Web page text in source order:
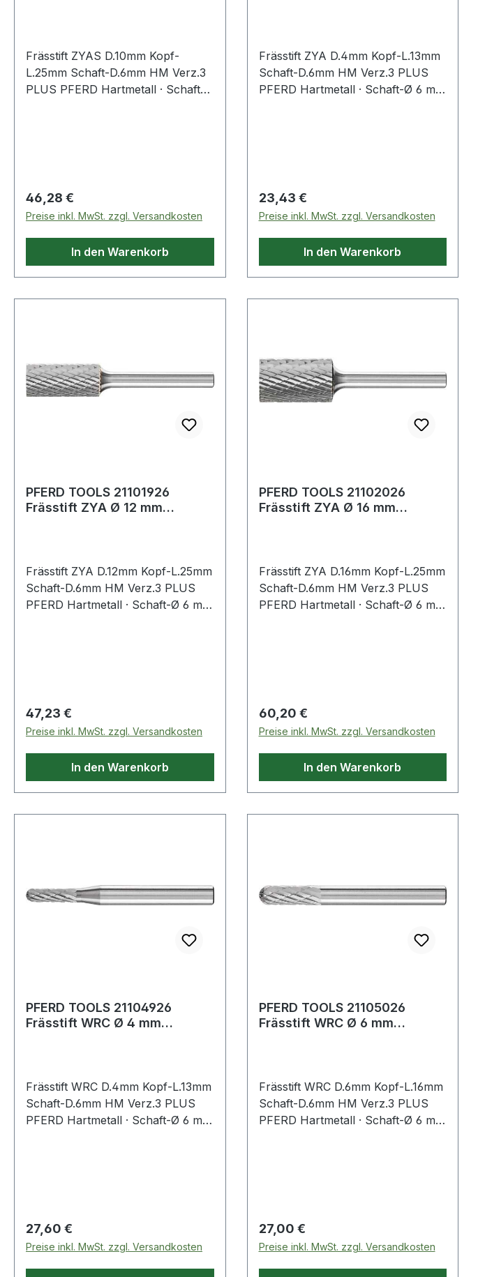
Frässtift ZYAS D.10mm Kopf-
L.25mm Schaft-D.6mm HM Verz.3
PLUS PFERD Hartmetall · Schaft-Ø
Regulärer Preis:
46,28 €
Preise inkl. MwSt. zzgl. Versandkosten
In den Warenkorb
Frässtift ZYA D.4mm Kopf-L.13mm
Schaft-D.6mm HM Verz.3 PLUS
PFERD Hartmetall · Schaft-Ø 6 mm
Regulärer Preis:
23,43 €
Preise inkl. MwSt. zzgl. Versandkosten
In den Warenkorb
PFERD TOOLS 21101926
Frässtift ZYA Ø 12 mm
Frässtift ZYA D.12mm Kopf-L.25mm
Schaft-D.6mm HM Verz.3 PLUS
PFERD Hartmetall · Schaft-Ø 6 mm
Regulärer Preis:
47,23 €
Preise inkl. MwSt. zzgl. Versandkosten
In den Warenkorb
PFERD TOOLS 21102026
Frässtift ZYA Ø 16 mm
Frässtift ZYA D.16mm Kopf-L.25mm
Schaft-D.6mm HM Verz.3 PLUS
PFERD Hartmetall · Schaft-Ø 6 mm
Regulärer Preis:
60,20 €
Preise inkl. MwSt. zzgl. Versandkosten
In den Warenkorb
PFERD TOOLS 21104926
Frässtift WRC Ø 4 mm
Frässtift WRC D.4mm Kopf-L.13mm
Schaft-D.6mm HM Verz.3 PLUS
PFERD Hartmetall · Schaft-Ø 6 mm
Regulärer Preis:
27,60 €
Preise inkl. MwSt. zzgl. Versandkosten
PFERD TOOLS 21105026
Frässtift WRC Ø 6 mm
Frässtift WRC D.6mm Kopf-L.16mm
Schaft-D.6mm HM Verz.3 PLUS
PFERD Hartmetall · Schaft-Ø 6 mm
Regulärer Preis:
27,00 €
Preise inkl. MwSt. zzgl. Versandkosten